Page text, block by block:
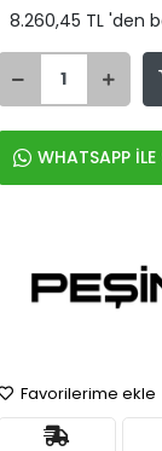
8.260,45 TL 'den
WHATSAPP İLE
Favorilerime ekle